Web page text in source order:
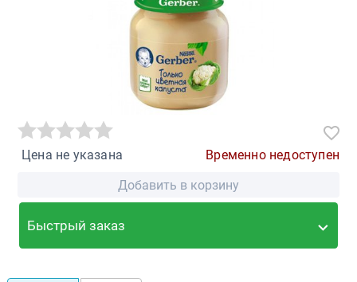
Цена не указана
Временно недоступен
Добавить в корзину
Быстрый заказ